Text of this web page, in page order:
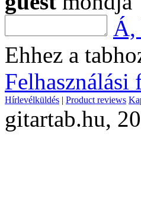
Á,
Ehhez a
Felhasználási
Hírlevélküldés | Product reviews
gitartab.hu,